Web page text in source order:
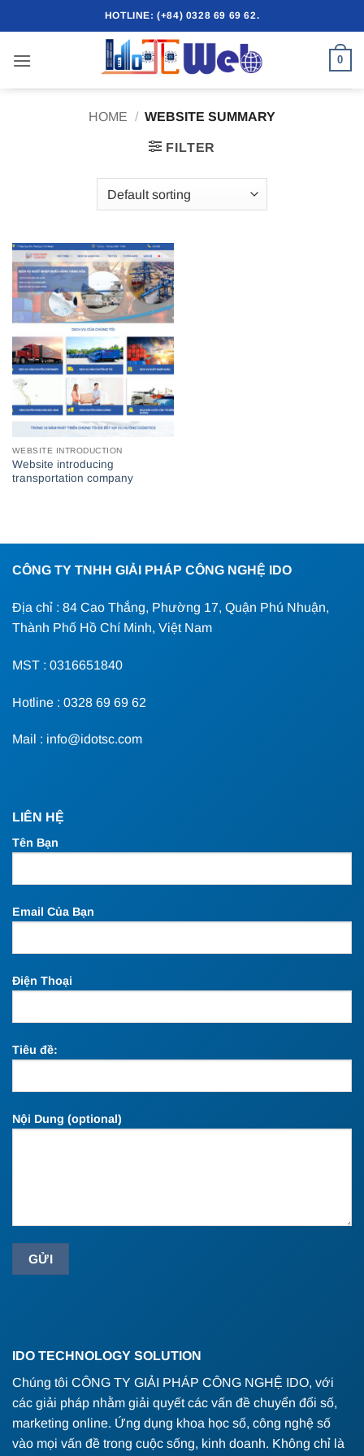
to
HOTLINE: (+84) 0328 69 69 62.
0
HOME / WEBSITE SUMMARY
FILTER
WEBSITE INTRODUCTION
Website introducing
transportation company
CÔNG TY TNHH GIẢI PHÁP CÔNG NGHỆ IDO
Địa chỉ : 84 Cao Thắng, Phường 17, Quận Phú Nhuận,
Thành Phố Hồ Chí Minh, Việt Nam
MST : 0316651840
Hotline : 0328 69 69 62
Mail : info@idotsc.com
LIÊN HỆ
Tên Bạn
Email Của Bạn
Điện Thoại
Tiêu đề:
Nội Dung (optional)
IDO TECHNOLOGY SOLUTION
Chúng tôi CÔNG TY GIẢI PHÁP CÔNG NGHỆ IDO, với
các giải pháp nhằm giải quyết các vấn đề chuyển đổi số,
marketing online. Ứng dụng khoa học số, công nghệ số
vào mọi vấn đề trong cuộc sống, kinh doanh. Không chỉ là